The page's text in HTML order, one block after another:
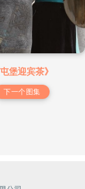
屯堡迎宾茶》
下一个图集